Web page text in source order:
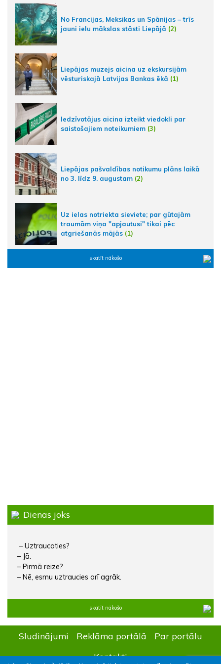
No Francijas, Meksikas un Spānijas – trīs
jauni ielu mākslas stāsti Liepājā (2)
Liepājas muzejs aicina uz ekskursijām
vēsturiskajā Latvijas Bankas ēkā (1)
Iedzīvotājus aicina izteikt viedokli par
saistošajiem noteikumiem (3)
Liepājas pašvaldības notikumu plāns laikā
no 3. līdz 9. augustam (2)
Uz ielas notriekta sieviete; par gūtajām
traumām viņa "apjautusi" tikai pēc
atgriešanās mājās (1)
skatīt nākošo
Dienas joks
– Uztraucaties?
– Jā.
– Pirmā reize?
– Nē, esmu uztraucies arī agrāk.
skatīt nākošo
Sludinājumi Reklāma portālā
Par portālu
Kontakti